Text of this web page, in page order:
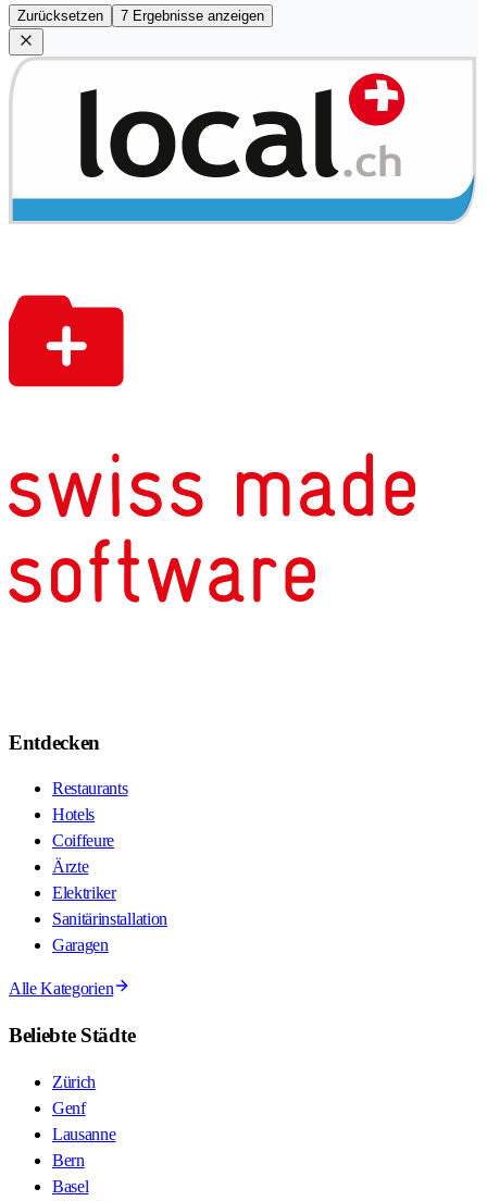
Zurücksetzen 7 Ergebnisse anzeigen
Entdecken
Restaurants
Hotels
Coiffeure
Ärzte
Elektriker
Sanitärinstallation
Garagen
Alle Kategorien
Beliebte Städte
Zürich
Genf
Lausanne
Bern
Basel